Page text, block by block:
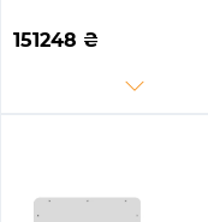
10kW 9.6kWh 2BAT
LiFePO4 6500 циклов
151248 ₴